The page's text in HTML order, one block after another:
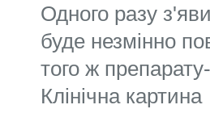
Одного разу
буде незмінно
того ж
Клінічна картина